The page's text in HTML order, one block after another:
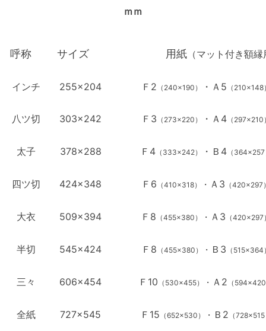
ｍｍ
呼称 サイズ 用紙（マット付き額縁
インチ 255×204 Ｆ2 （240×190） ・Ａ5 （
八ツ切 303×242 Ｆ3 （273×220） ・Ａ4（297×210
太子 378×288 Ｆ4（333×242） ・Ｂ4（364×257
四ツ切 424×348 Ｆ6 （410×318） ・ Ａ3 （420×297
大衣 509×394 Ｆ8 （455×380） ・ Ａ3 （420×297
半切 545×424 Ｆ8 （455×380） ・ Ｂ 3 （515×364
三々 606×454 Ｆ10 （530×455） ・ Ａ2 （
全紙 727×545 Ｆ15 （652×530） ・ Ｂ2 （